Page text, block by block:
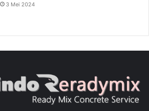
3 Mei 2024